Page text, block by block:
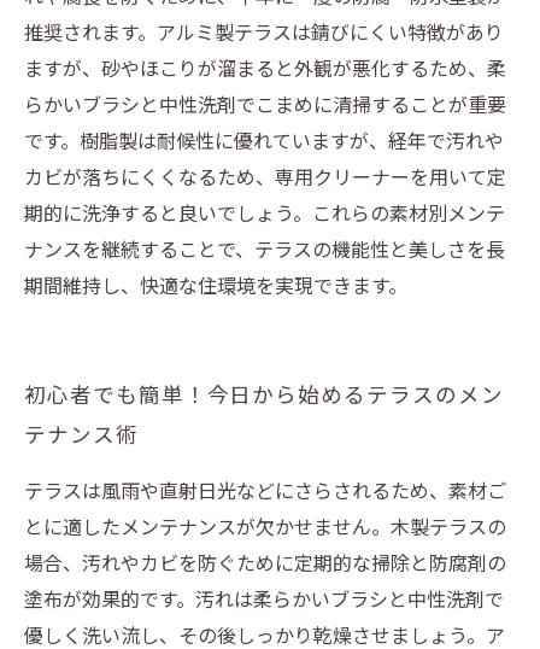
推奨されます。アルミ製テラスは錆びにくい特徴があり
ますが、砂やほこりが溜まると外観が悪化するため、柔
らかいブラシと中性洗剤でこまめに清掃することが重要
です。樹脂製は耐候性に優れていますが、経年で汚れや
カビが落ちにくくなるため、専用クリーナーを用いて定
期的に洗浄すると良いでしょう。これらの素材別メンテ
ナンスを継続することで、テラスの機能性と美しさを長
期間維持し、快適な住環境を実現できます。
初心者でも簡単！今日から始めるテラスのメン
テナンス術
テラスは風雨や直射日光などにさらされるため、素材ご
とに適したメンテナンスが欠かせません。木製テラスの
場合、汚れやカビを防ぐために定期的な掃除と防腐剤の
塗布が効果的です。汚れは柔らかいブラシと中性洗剤で
優しく洗い流し、その後しっかり乾燥させましょう。ア